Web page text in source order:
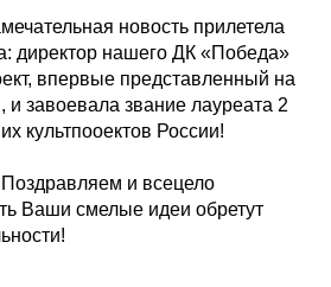
новость прилетела
директор нашего ДК «Победа»
впервые представленный на
и завоевала звание лауреата 2
культпооектов России!
и всецело
Ваши смелые идеи обретут